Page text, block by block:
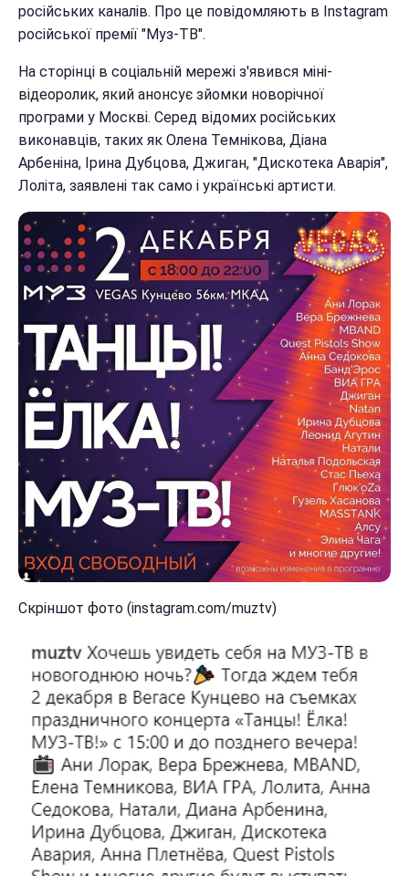
російських каналів. Про це повідомляють в Instagram
російської премії "Муз-ТВ".
На сторінці в соціальній мережі з'явився міні-
відеоролик, який анонсує зйомки новорічної
програми у Москві. Серед відомих російських
виконавців, таких як Олена Темнікова, Діана
Арбеніна, Ірина Дубцова, Джиган, "Дискотека Аварія",
Лоліта, заявлені так само і українські артисти.
Скріншот фото (instagram.com/muztv)